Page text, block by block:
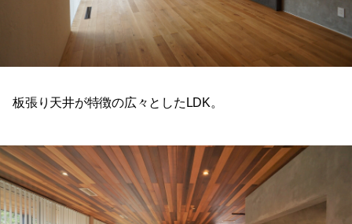
板張り天井が特徴の広々としたLDK。